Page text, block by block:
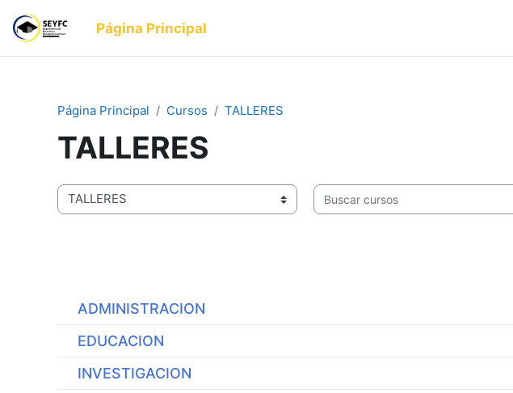
Página Principal
Página Principal Cursos TALLERES
TALLERES
Categorías
Buscar cursos
ADMINISTRACION
EDUCACION
INVESTIGACION